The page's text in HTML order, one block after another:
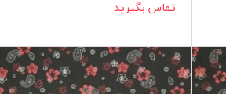
تماس بگیرید